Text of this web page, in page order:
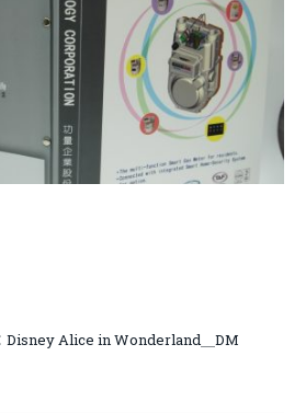
Disney Alice in Wonderland＿DM